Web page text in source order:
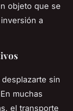
objeto que se
a
sin
muchas
el transporte